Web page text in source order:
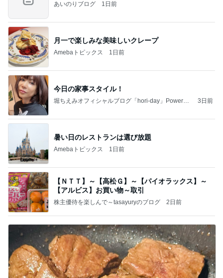
あいのりブログ 1日前
月一で楽しみな美味しいクレープ
Amebaトピックス 1日前
今日の家事スタイル！
堀ちえみオフィシャルブログ「hori-day」Powered
3日前
暑い日のレストランは選び放題
Amebaトピックス 1日前
【ＮＴＴ】～【高松Ｇ】～【パイオラックス】～
【アルビス】お買い物～取引
株主優待を楽しんで～tasayuryのブログ 2日前